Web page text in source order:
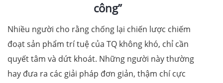
công”
Nhiều người cho rằng chống lại chiến lược chiếm
đoạt sản phẩm trí tuệ của TQ không khó, chỉ cần
quyết tâm và dứt khoát. Những người này thường
hay đưa ra các giải pháp đơn giản, thậm chí cực